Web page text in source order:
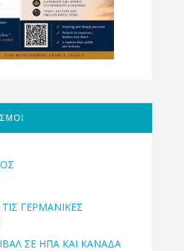
ΤΙΣ ΓΕΡΜΑΝΙΚΕΣ
ΣΕ ΗΠΑ ΚΑΙ ΚΑΝΑΔΑ